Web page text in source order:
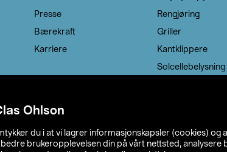
Ohlson
du i at vi lagrer informasjonskapsler (cookies) og
brukeropplevelsen din på vårt nettsted, analysere
Presse
Bærekraft
Karriere
Rengjøring
Griller
Kantklippere
Solcellebelysning